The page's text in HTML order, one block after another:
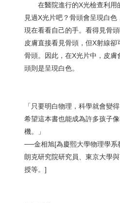
在醫院進行的X光檢查利用
見過X光片吧？骨頭會呈現白色
現在看看自己的手。看得見骨
皮膚直接看見骨頭，但X射線
骨頭。因此，在X光片中，皮
頭則是呈現白色。
「只要明白物理，科學就會變得
希望這本書也能成為許多孩子
機。」
──金相旭[為慶熙大學物理學系
朗克研究院研究員、東京大學
授等。]